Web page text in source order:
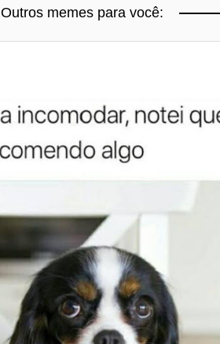
Outros memes para você: